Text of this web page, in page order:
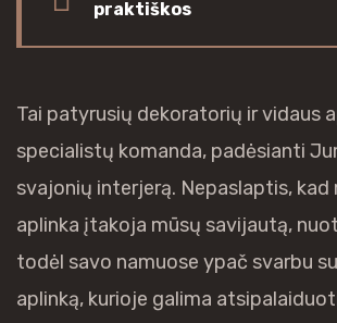
praktiškos
Tai patyrusių dekoratorių ir vidaus
specialistų komanda, padėsianti
svajonių interjerą. Nepaslaptis, kad
aplinka įtakoja mūsų savijautą,
todėl savo namuose ypač svarbu
aplinką, kurioje galima